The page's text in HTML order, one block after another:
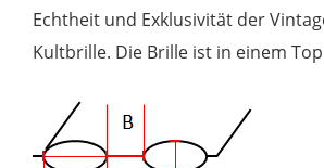
Echtheit und Exklusivität der
Kultbrille. Die Brille ist in einem